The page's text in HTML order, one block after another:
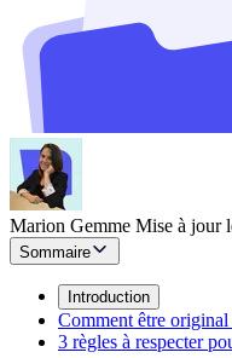
Marion Gemme Mise à jour
Sommaire
Introduction
Comment être
3 règles à respecter